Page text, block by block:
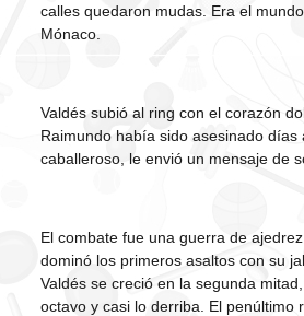
calles quedaron mudas. Era el
Mónaco.
Valdés subió al ring con el corazón
Raimundo había sido asesinado días
caballeroso, le envió un mensaje de
El combate fue una guerra de
dominó los primeros asaltos con su
Valdés se creció en la segunda
octavo y casi lo derriba. El penúltimo